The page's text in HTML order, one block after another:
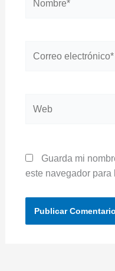
electrónico*
Guarda mi
este navegador para